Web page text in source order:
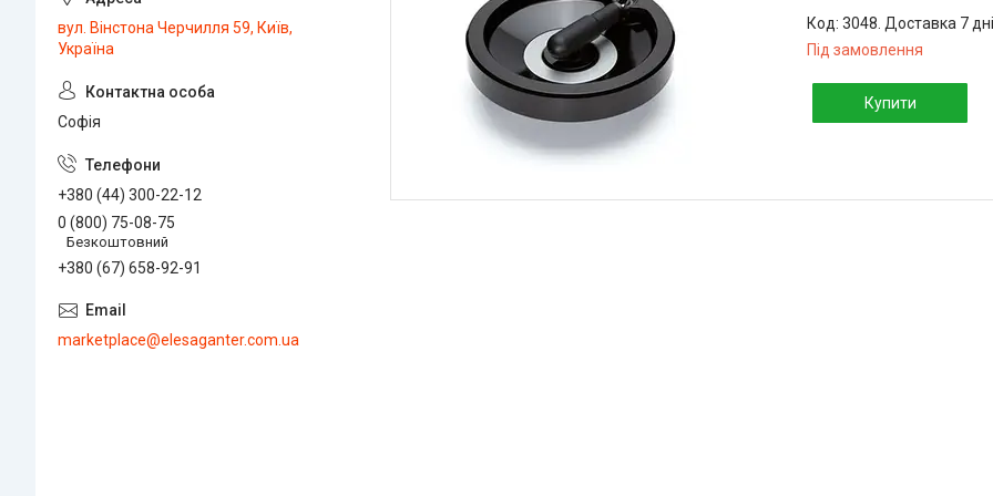
3048. Доставка 7
Під замовлення
Купити
вул. Вінстона Черчилля 59, Київ,
Україна
Софія
+380 (44) 300-22-12
0 (800) 75-08-75
Безкоштовний
+380 (67) 658-92-91
marketplace@elesaganter.com.ua